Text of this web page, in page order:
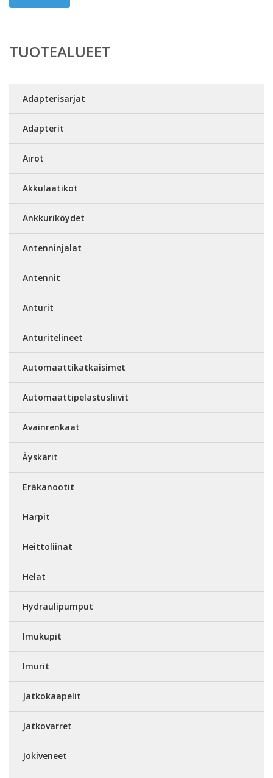
TUOTEALUEET
Adapterisarjat
Adapterit
Airot
Akkulaatikot
Ankkuriköydet
Antenninjalat
Antennit
Anturit
Anturitelineet
Automaattikatkaisimet
Automaattipelastusliivit
Avainrenkaat
Äyskärit
Eräkanootit
Harpit
Heittoliinat
Helat
Hydraulipumput
Imukupit
Imurit
Jatkokaapelit
Jatkovarret
Jokiveneet